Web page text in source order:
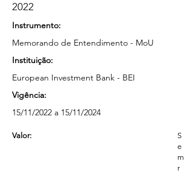
2022
Instrumento:
Memorando de Entendimento - MoU
Instituição:
European Investment Bank - BEI
Vigência:
15/11/2022 a 15/11/2024
Valor:
S
e
m
r